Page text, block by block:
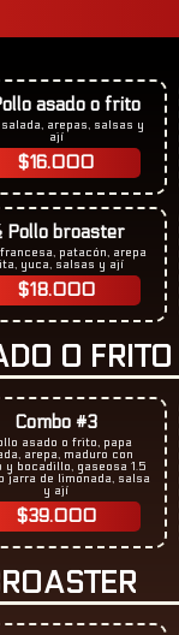
asado o frito
salada, arepas, salsas y
ají
$16.000
Pollo broaster
patacón, arepa
yuca, salsas y ají​
$18.000
O FRITO
Combo #3
asado o frito, papa
arepa, maduro con
y bocadillo, gaseosa 1.5
jarra de limonada, salsa
y ají
$39.000